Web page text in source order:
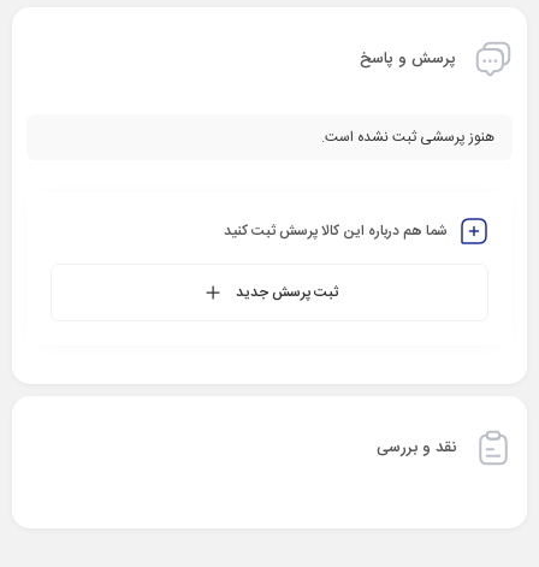
پرسش و پاسخ
هنوز پرسشی ثبت نشده است.
شما هم درباره این کالا پرسش ثبت کنید
ثبت پرسش جدید
نقد و بررسی